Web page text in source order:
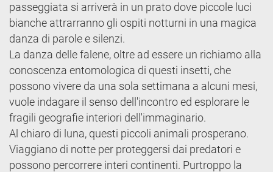
passeggiata si arriverà in un prato dove piccole luci
bianche attrarranno gli ospiti notturni in una magica
danza di parole e silenzi.
La danza delle falene, oltre ad essere un richiamo alla
conoscenza entomologica di questi insetti, che
possono vivere da una sola settimana a alcuni mesi,
vuole indagare il senso dell'incontro ed esplorare le
fragili geografie interiori dell'immaginario.
Al chiaro di luna, questi piccoli animali prosperano.
Viaggiano di notte per proteggersi dai predatori e
possono percorrere interi continenti. Purtroppo la